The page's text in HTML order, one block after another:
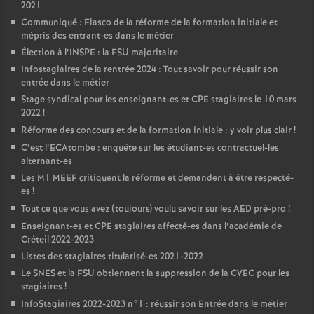
2021
Communiqué : Fiasco de la réforme de la formation initiale et
mépris des entrant-es dans le métier
Élection à l’INSPE : la FSU majoritaire
Infostagiaires de la rentrée 2024 : Tout savoir pour réussir son
entrée dans le métier
Stage syndical pour les enseignant-es etCPE stagiaires le 10 mars
2022!
Réforme des concours et de la formation initiale : y voir plus clair!
C’est l’ECAtombe : enquête sur les étudiant-es contractuel-les
alternant-es
Les M1 MEEFcritiquent la réforme et demandent à être respecté-
es !
Tout ce que vous avez (toujours) voulu savoir sur les AED pré-pro !
Enseignant-es etCPE stagiaires affecté-es dans l’académie de
Créteil 2022-2023
Listes des stagiaires titularisé-es 2021-2022
LeSNESet la FSU obtiennent la suppression de la CVEC pour les
stagiaires !
InfoStagiaires 2022-2023 n°1 : réussir son Entrée dans le métier